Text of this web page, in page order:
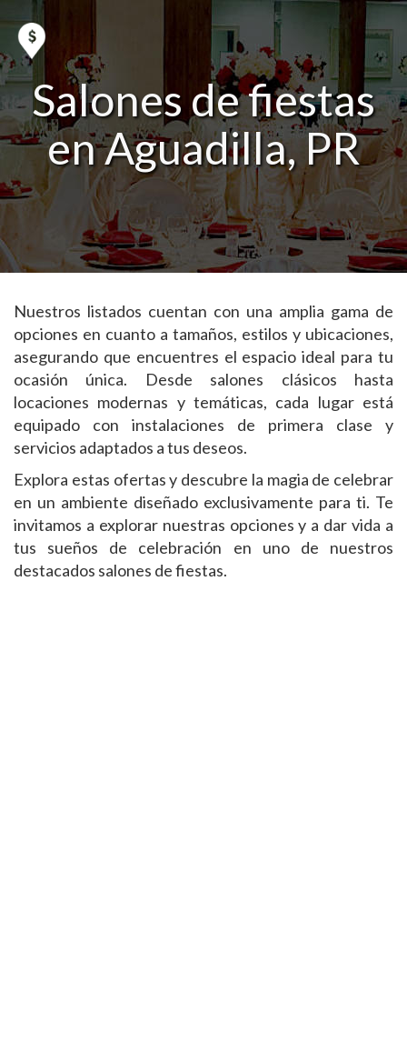
Salones de fiestas
en Aguadilla, PR
Nuestros listados cuentan con una amplia gama de
opciones en cuanto a tamaños, estilos y ubicaciones,
asegurando que encuentres el espacio ideal para tu
ocasión única. Desde salones clásicos hasta
locaciones modernas y temáticas, cada lugar está
equipado con instalaciones de primera clase y
servicios adaptados a tus deseos.
Explora estas ofertas y descubre la magia de celebrar
en un ambiente diseñado exclusivamente para ti. Te
invitamos a explorar nuestras opciones y a dar vida a
tus sueños de celebración en uno de nuestros
destacados salones de fiestas.